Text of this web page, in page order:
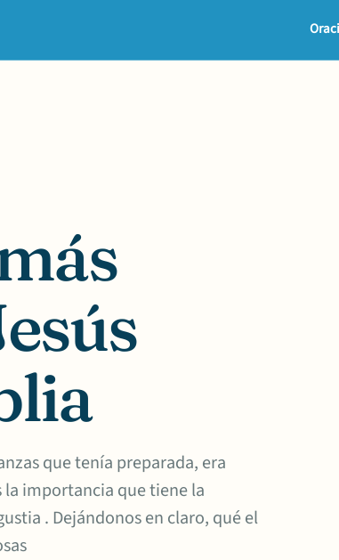
que tenía preparada, era
importancia que tiene la
. Dejándonos en claro, qué el